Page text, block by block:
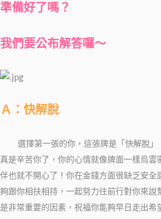
準備好了嗎？
我們要公布解答囉～
Ａ：快解脫
選擇第一張的你， 這張牌是「快解脫
真是辛苦你了，你的心情就像牌面一樣烏
伴也就不開心了！你在金錢方面很缺乏安全
夠跟你相扶相持，一起努力往前行對你來說
是非常重要的因素，祝福你能夠早日走出希